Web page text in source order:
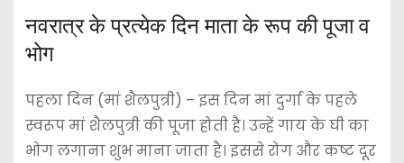
नवरात्र के प्रत्येक दिन माता के रूप की पूजा व
भोग
पहला दिन (मां शैलपुत्री) – इस दिन मां दुर्गा के पहले
स्वरूप मां शैलपुत्री की पूजा होती है। उन्हें गाय के घी का
भोग लगाना शुभ माना जाता है। इससे रोग और कष्ट दूर